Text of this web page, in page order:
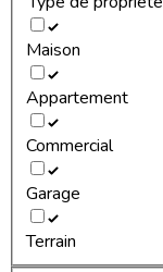
Maison
Appartement
Commercial
Garage
Terrain